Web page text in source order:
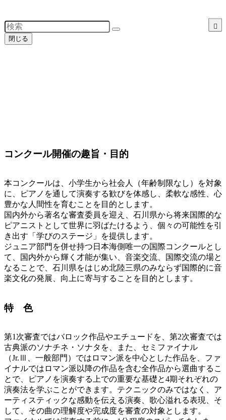
コンクール開催の趣旨・目的
本コンクールは、小学生から社会人（年齢制限なし）を対象
に、ピアノを通して演奏する歓びを体感し、柔軟な感性、心
豊かな人間性を育むことを目的とします。
国内外から著名な審査委員を迎え、石川県から将来国際的な
ピアニストとして世界に羽ばたけるよう、個々の可能性を引
き出す「学びのステージ」を提供します。
ジュニア部門を併せ持つ日本海側唯一の国際コンクールとし
て、国内外から輝く才能が集い、音楽交流、国際交流の場と
なることで、石川県をはじめ北陸三県のみならず国際的に音
楽文化の発展、向上に寄与することを目的とします。
特 色
第1次審査ではバロック作品やエチュードを、第2次審査では
古典派のソナチネ・ソナタを、また、セミファイナル
（Jr.Ⅲ、一般部門）ではロマン派を中心とした作品を、ファ
イナルではロマン派以降の作品を含む全作品から選曲するこ
とで、ピアノを演奏する上での重要な基礎と4期それぞれの
演奏法を学ぶことができます。テクニックのみではなく、ア
ーティスティックな感動を伝える演奏、歌心溢れる表現、そ
して、その曲の理解度や完成度を審査の対象とします。
閉じる